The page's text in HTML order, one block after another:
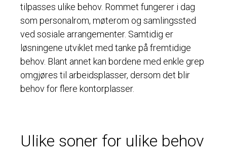
tilpasses ulike behov. Rommet fungerer i dag
som personalrom, møterom og samlingssted
ved sosiale arrangementer. Samtidig er
løsningene utviklet med tanke på fremtidige
behov. Blant annet kan bordene med enkle grep
omgjøres til arbeidsplasser, dersom det blir
behov for flere kontorplasser.
Ulike soner for ulike behov